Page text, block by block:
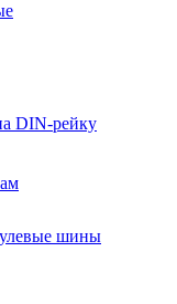
DIN-рейку
шины